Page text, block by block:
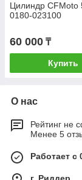
Цилиндр CFMoto
0180-023100
60 000 ₸
Купить
О нас
Рейтинг не
Менее 5
Работает с